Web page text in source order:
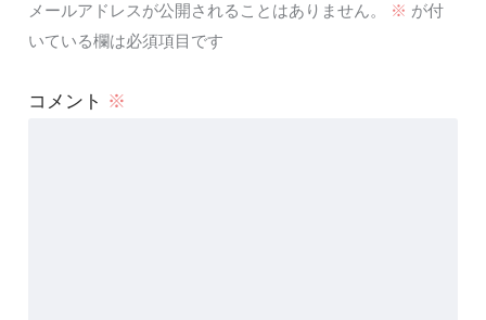
メールアドレスが公開されることはありません。 ※ が付
いている欄は必須項目です
コメント ※